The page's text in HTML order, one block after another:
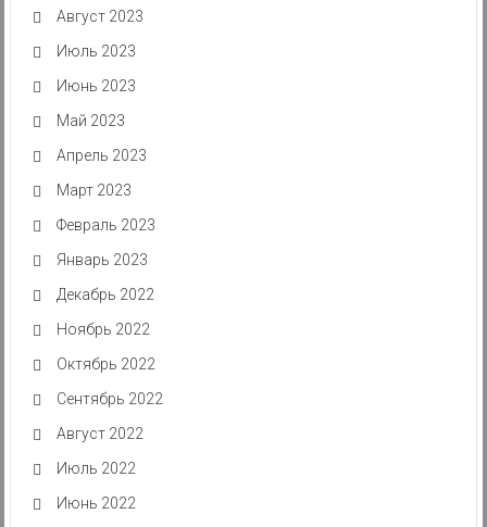
Август 2023
Июль 2023
Июнь 2023
Май 2023
Апрель 2023
Март 2023
Февраль 2023
Январь 2023
Декабрь 2022
Ноябрь 2022
Октябрь 2022
Сентябрь 2022
Август 2022
Июль 2022
Июнь 2022